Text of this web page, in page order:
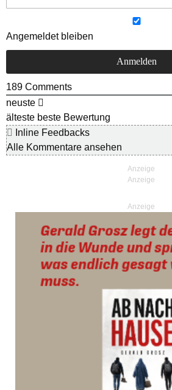
Angemeldet bleiben
189 Comments
neuste
älteste beste Bewertung
Inline Feedbacks
Alle Kommentare ansehen
Anzeige